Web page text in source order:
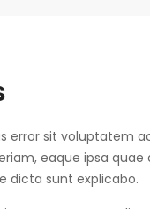
error sit voluptatem
eaque ipsa quae
dicta sunt explicabo.